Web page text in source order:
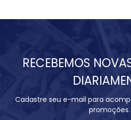
RECEBEMOS
Cadastre seu e-mail para
promoções.